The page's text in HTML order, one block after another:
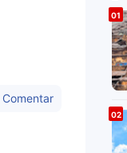
Comentar